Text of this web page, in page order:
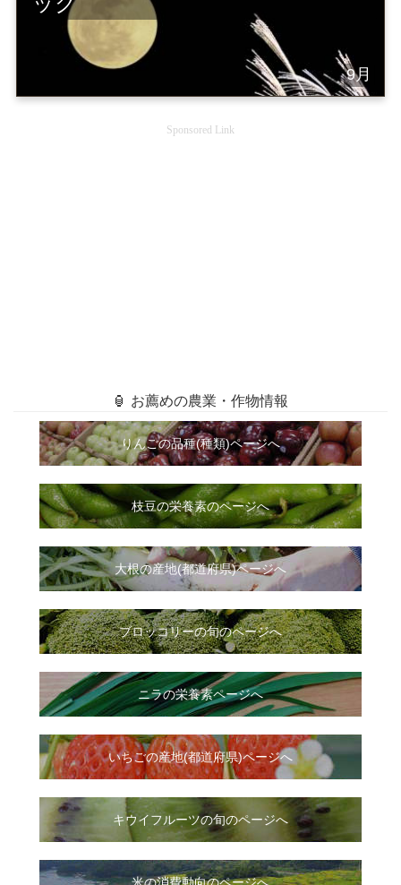
9月
Sponsored Link
🏮 お薦めの農業・作物情報
りんごの品種(種類)ページへ
枝豆の栄養素のページへ
大根の産地(都道府県)ページへ
ブロッコリーの旬のページへ
ニラの栄養素ページへ
いちごの産地(都道府県)ページへ
キウイフルーツの旬のページへ